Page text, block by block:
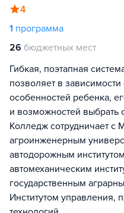
4
1 программа
26 бюджетных мест
Гибкая, поэтапная
позволяет в
особенностей ребенка,
и возможностей выбрать
Колледж сотрудничает с
агроинженерным
автодорожным
автомеханическим
государственным
Институтом управления,